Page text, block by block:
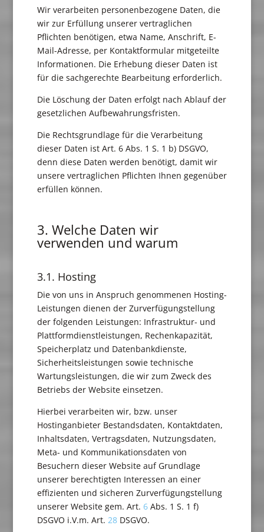
Wir verarbeiten personenbezogene Daten, die
wir zur Erfüllung unserer vertraglichen
Pflichten benötigen, etwa Name, Anschrift, E-
Mail-Adresse, per Kontaktformular mitgeteilte
Informationen. Die Erhebung dieser Daten ist
für die sachgerechte Bearbeitung erforderlich.
Die Löschung der Daten erfolgt nach Ablauf der
gesetzlichen Aufbewahrungsfristen.
Die Rechtsgrundlage für die Verarbeitung
dieser Daten ist Art. 6 Abs. 1 S. 1 b) DSGVO,
denn diese Daten werden benötigt, damit wir
unsere vertraglichen Pflichten Ihnen gegenüber
erfüllen können.
3. Welche Daten wir
verwenden und warum
3.1. Hosting
Die von uns in Anspruch genommenen Hosting-
Leistungen dienen der Zurverfügungstellung
der folgenden Leistungen: Infrastruktur- und
Plattformdienstleistungen, Rechenkapazität,
Speicherplatz und Datenbankdienste,
Sicherheitsleistungen sowie technische
Wartungsleistungen, die wir zum Zweck des
Betriebs der Website einsetzen.
Hierbei verarbeiten wir, bzw. unser
Hostinganbieter Bestandsdaten, Kontaktdaten,
Inhaltsdaten, Vertragsdaten, Nutzungsdaten,
Meta- und Kommunikationsdaten von
Besuchern dieser Website auf Grundlage
unserer berechtigten Interessen an einer
effizienten und sicheren Zurverfügungstellung
unserer Website gem. Art. 6Abs. 1 S. 1 f)
DSGVO i.V.m. Art. 28DSGVO.